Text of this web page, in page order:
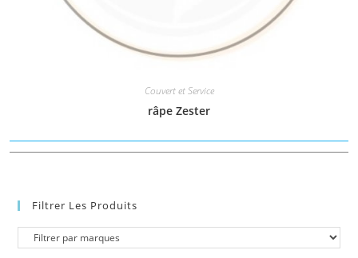
Couvert et Service
râpe Zester
Filtrer Les Produits